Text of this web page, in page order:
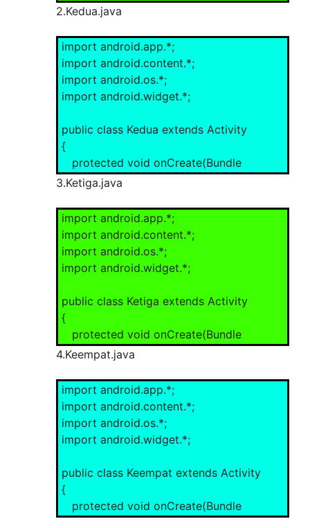
savedInstanceState)
super.onCreate(savedInstanceState);
setContentView(R.layout.home);
}
2.Kedua.java
import android.app.*;
import android.content.*;
import android.os.*;
import android.widget.*;
public class Kedua extends Activity
{
protected void onCreate(Bundle
savedInstanceState)
super.onCreate(savedInstanceState);
setContentView(R.layout.kedua);
}
3.Ketiga.java
import android.app.*;
import android.content.*;
import android.os.*;
import android.widget.*;
public class Ketiga extends Activity
{
protected void onCreate(Bundle
savedInstanceState)
super.onCreate(savedInstanceState);
setContentView(R.layout.ketiga);
}
4.Keempat.java
import android.app.*;
import android.content.*;
import android.os.*;
import android.widget.*;
public class Keempat extends Activity
{
protected void onCreate(Bundle
savedInstanceState)